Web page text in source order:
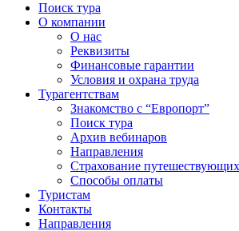
Поиск тура
О компании
О нас
Реквизиты
Финансовые гарантии
Условия и охрана труда
Турагентствам
Знакомство с “Европорт”
Поиск тура
Архив вебинаров
Направления
Страхование путешествующих
Способы оплаты
Туристам
Контакты
Направления